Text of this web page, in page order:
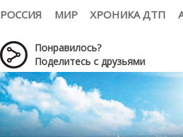
РОССИЯ МИР ХРОНИКА ДТП
Тизеры. Рисунки. Скетчи
Понравилось?
Поделитесь с друзьями